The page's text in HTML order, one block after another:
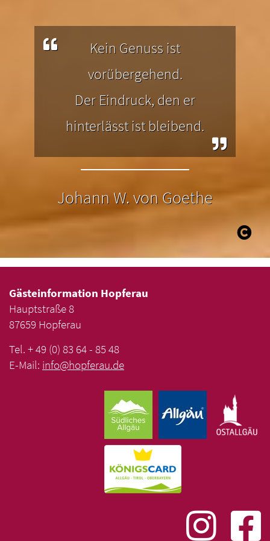
Kein Genuss ist
vorübergehend.
Der Eindruck, den er
hinterlässt ist bleibend.
Johann W. von Goethe
Gästeinformation Hopferau
Hauptstraße 8
87659 Hopferau
Tel. + 49 (0) 83 64 - 85 48
E-Mail: info@hopferau.de